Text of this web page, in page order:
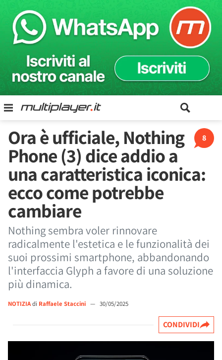
8
Ora è ufficiale, Nothing
Phone (3) dice addio a
una caratteristica iconica:
ecco come potrebbe
cambiare
Nothing sembra voler rinnovare
radicalmente l'estetica e le funzionalità dei
suoi prossimi smartphone, abbandonando
l'interfaccia Glyph a favore di una soluzione
più dinamica.
NOTIZIAdi Raffaele Staccini — 30/05/2025
CONDIVIDI